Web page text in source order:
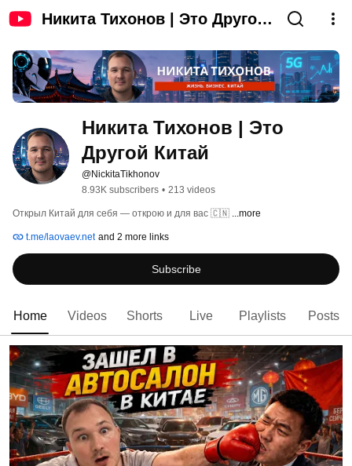
Никита Тихонов | Это Другой
Никита Тихонов | Это
@NickitaTikhonov
8.93K subscribers • 213 videos
Открыл Китай для себя — открою и для вас 🇨🇳 ...more
t.me/laovaev.net and 2 more links
Subscribe
Home Videos Shorts Live Playlists Posts